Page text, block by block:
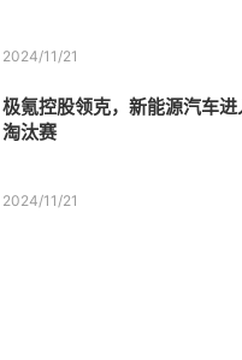
2024/11/21
极氪控股领克，新能源汽车
淘汰赛
2024/11/21